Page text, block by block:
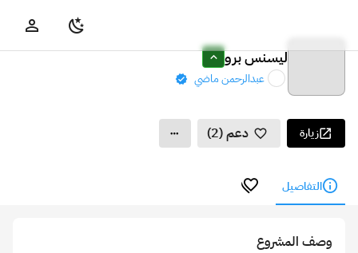
ليسنس برو
عبدالرحمن ماضي
زيارة دعم (2)
التفاصيل
وصف المشروع